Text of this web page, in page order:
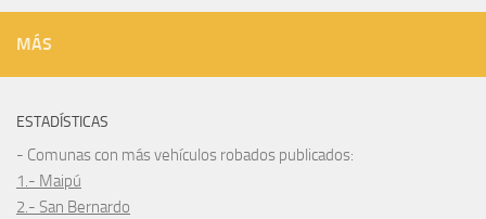
MÁS
ESTADÍSTICAS
- Comunas con más vehículos robados publicados:
1.- Maipú
2.- San Bernardo